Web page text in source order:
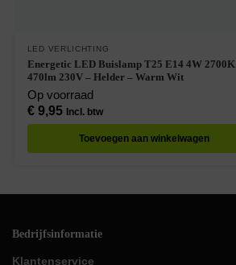
LED VERLICHTING
Energetic LED Buislamp T25 E14 4W 2700K
470lm 230V – Helder – Warm Wit
Op voorraad
€9,95 Incl. btw
Toevoegen aan winkelwagen
Bedrijfsinformatie
Klantenservice